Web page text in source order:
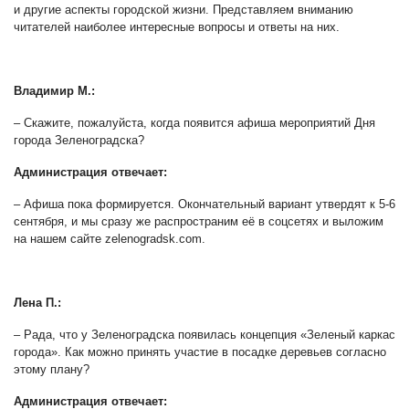
и другие аспекты городской жизни. Представляем вниманию
читателей наиболее интересные вопросы и ответы на них.
Владимир М.:
– Скажите, пожалуйста, когда появится афиша мероприятий Дня
города Зеленоградска?
Администрация отвечает:
– Афиша пока формируется. Окончательный вариант утвердят к 5-6
сентября, и мы сразу же распространим её в соцсетях и выложим
на нашем сайте zelenogradsk.com.
Лена П.:
– Рада, что у Зеленоградска появилась концепция «Зеленый каркас
города». Как можно принять участие в посадке деревьев согласно
этому плану?
Администрация отвечает: